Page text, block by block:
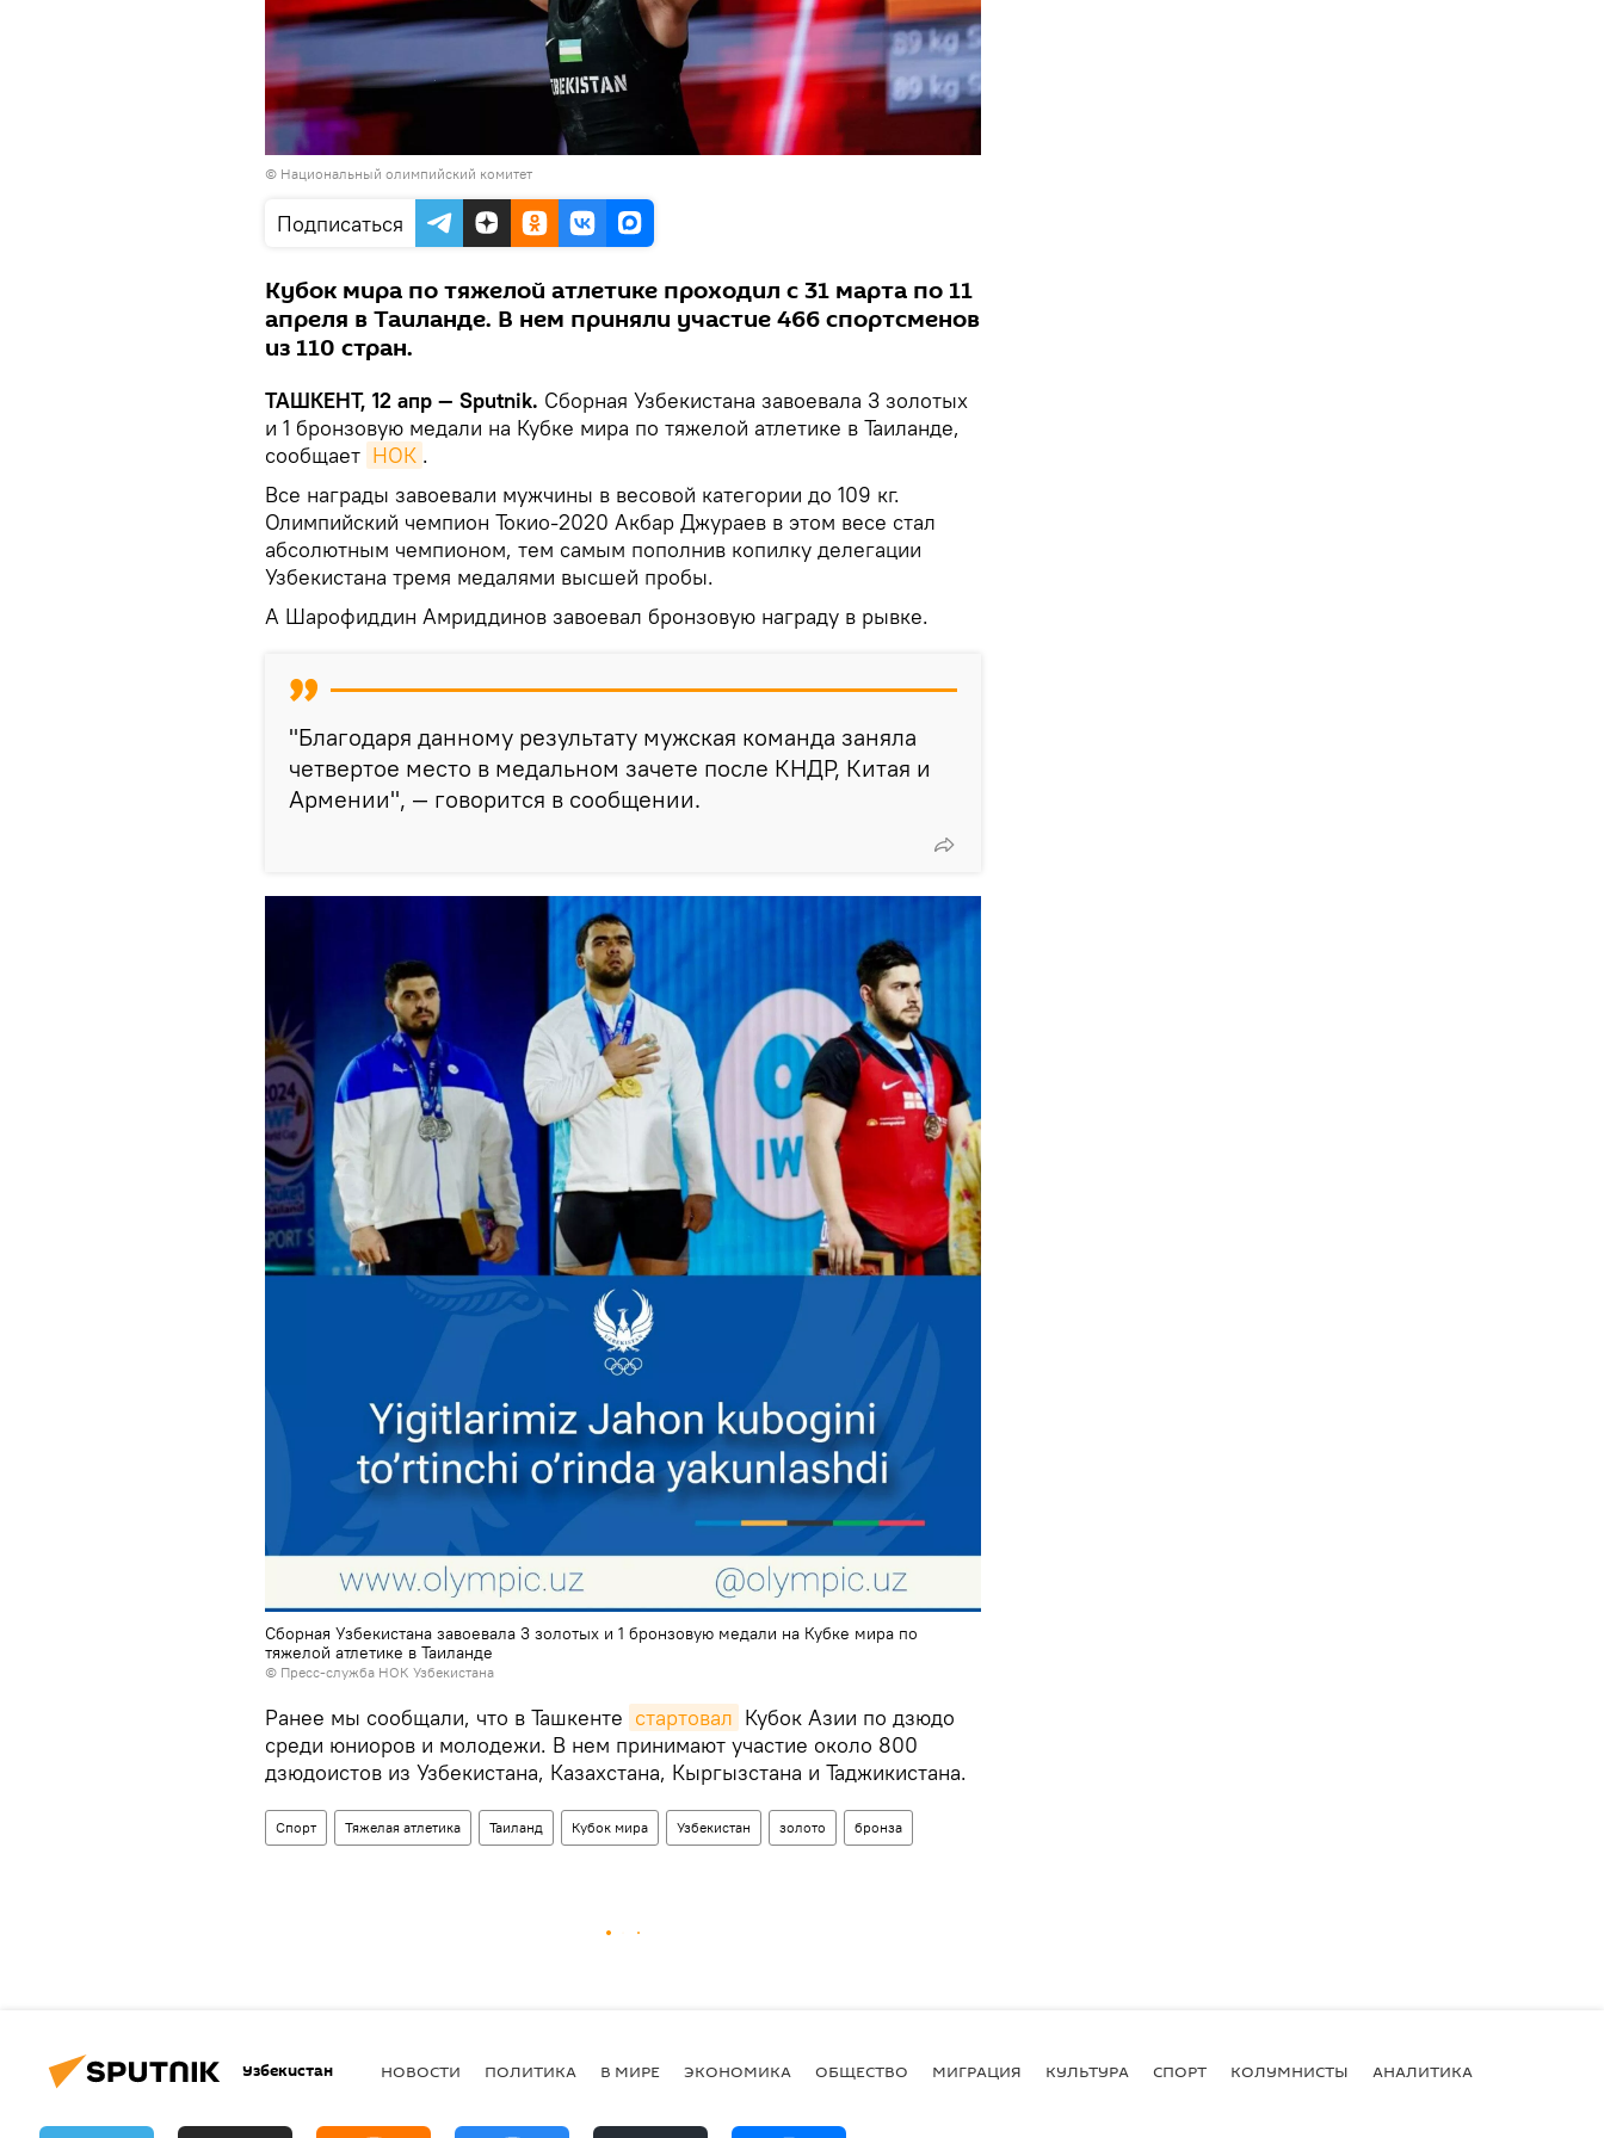
© Национальный олимпийский комитет
Подписаться
Кубок мира по тяжелой атлетике проходил с 31 марта по 11
апреля в Таиланде. В нем приняли участие 466 спортсменов
из 110 стран.
ТАШКЕНТ, 12 апр — Sputnik. Сборная Узбекистана завоевала 3 золотых
и 1 бронзовую медали на Кубке мира по тяжелой атлетике в Таиланде,
сообщает НОК .
Все награды завоевали мужчины в весовой категории до 109 кг.
Олимпийский чемпион Токио-2020 Акбар Джураев в этом весе стал
абсолютным чемпионом, тем самым пополнив копилку делегации
Узбекистана тремя медалями высшей пробы.
А Шарофиддин Амриддинов завоевал бронзовую награду в рывке.
"Благодаря данному результату мужская команда заняла
четвертое место в медальном зачете после КНДР, Китая и
Армении", — говорится в сообщении.
Сборная Узбекистана завоевала 3 золотых и 1 бронзовую медали на Кубке мира по
тяжелой атлетике в Таиланде
© Пресс-служба НОК Узбекистана
Ранее мы сообщали, что в Ташкенте стартовал Кубок Азии по дзюдо
среди юниоров и молодежи. В нем принимают участие около 800
дзюдоистов из Узбекистана, Казахстана, Кыргызстана и Таджикистана.
Спорт Тяжелая атлетика Таиланд Кубок мира Узбекистан золото бронза
Узбекистан НОВОСТИ ПОЛИТИКА В МИРЕ ЭКОНОМИКА ОБЩЕСТВО МИГРАЦИЯ КУЛЬТУРА СПОРТ КОЛУМНИСТЫ АНАЛИТИКА